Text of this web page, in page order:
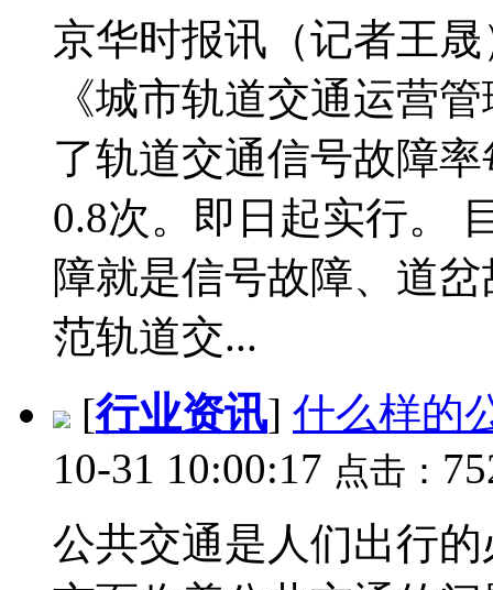
京华时报讯（记者王
《城市轨道交通运营
了轨道交通信号故障
0.8次。即日起实行。
障就是信号故障、道
范轨道交...
[行业资讯] 什么样的
10-31 10:00:17 点击：
公共交通是人们出行